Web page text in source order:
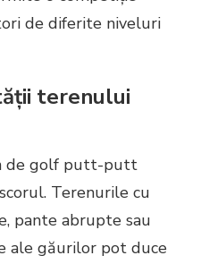
de diferite niveluri
terenului
de golf putt-putt
Terenurile cu
pante abrupte sau
ale găurilor pot duce